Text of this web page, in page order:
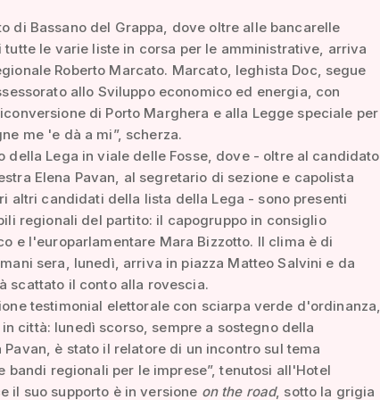
di Bassano del Grappa, dove oltre alle bancarelle
tutte le varie liste in corsa per le amministrative, arriva
Roberto Marcato. Marcato, leghista Doc, segue
allo Sviluppo economico ed energia, con
di Porto Marghera e alla Legge speciale per
me 'e dà a mi”, scherza.
della Lega in viale delle Fosse, dove - oltre al candidato
Elena Pavan, al segretario di sezione e capolista
altri candidati della lista della Lega - sono presenti
regionali del partito: il capogruppo in consiglio
e l'europarlamentare Mara Bizzotto. Il clima è di
sera, lunedì, arriva in piazza Matteo Salvini e da
scattato il conto alla rovescia.
testimonial elettorale con sciarpa verde d'ordinanza,
città: lunedì scorso, sempre a sostegno della
è stato il relatore di un incontro sul tema
bandi regionali per le imprese”, tenutosi all'Hotel
il suo supporto è in versione on the road, sotto la grigia